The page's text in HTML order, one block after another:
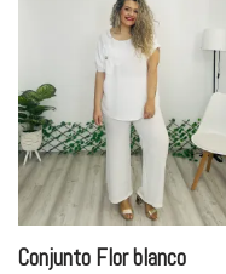
Conjunto Flor blanco